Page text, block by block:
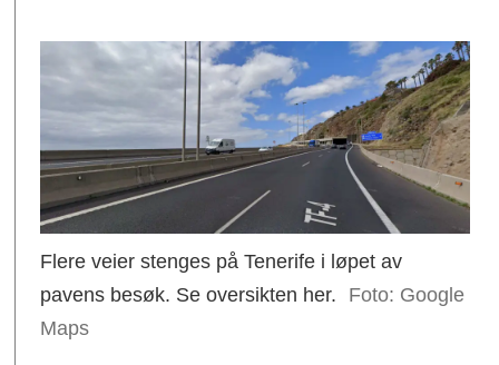
Flere veier stenges på Tenerife i løpet av
pavens besøk. Se oversikten her.
Google
Maps